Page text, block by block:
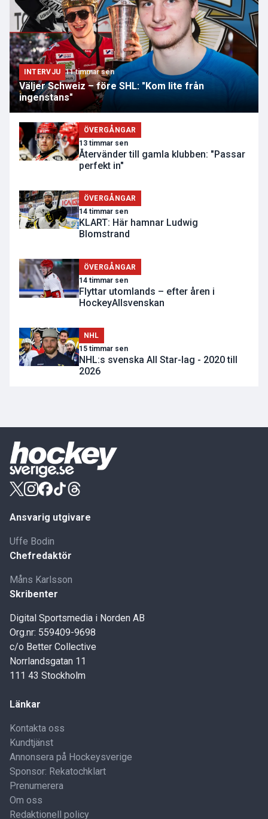
INTERVJU 11 timmar sen
Väljer Schweiz – före SHL: "Kom lite från
ingenstans"
ÖVERGÅNGAR
13 timmar sen
Återvänder till gamla klubben: "Passar
perfekt in"
ÖVERGÅNGAR
14 timmar sen
KLART: Här hamnar Ludwig
Blomstrand
ÖVERGÅNGAR
14 timmar sen
Flyttar utomlands – efter åren i
HockeyAllsvenskan
NHL
15 timmar sen
NHL:s svenska All Star-lag - 2020 till
2026
Ansvarig utgivare
Uffe Bodin
Chefredaktör
Måns Karlsson
Skribenter
Digital Sportsmedia i Norden AB
Org.nr: 559409-9698
c/o Better Collective
Norrlandsgatan 11
111 43 Stockholm
Länkar
Kontakta oss
Kundtjänst
Annonsera på Hockeysverige
Sponsor: Rekatochklart
Prenumerera
Om oss
Redaktionell policy